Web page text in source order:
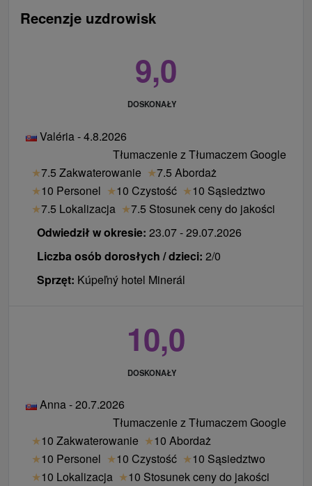
Recenzje uzdrowisk
9,0
DOSKONAŁY
Valéria - 4.8.2026
Tłumaczenie z Tłumaczem Google
★7.5 Zakwaterowanie ★7.5 Abordaż
★10 Personel ★10 Czystość ★10 Sąsiedztwo
★7.5 Lokalizacja ★7.5 Stosunek ceny do jakości
Odwiedził w okresie: 23.07 - 29.07.2026
Liczba osób dorosłych / dzieci: 2/0
Sprzęt: Kúpeľný hotel Minerál
10,0
DOSKONAŁY
Anna - 20.7.2026
Tłumaczenie z Tłumaczem Google
★10 Zakwaterowanie ★10 Abordaż
★10 Personel ★10 Czystość ★10 Sąsiedztwo
★10 Lokalizacja ★10 Stosunek ceny do jakości